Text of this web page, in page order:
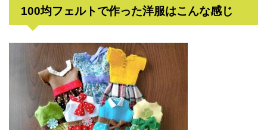
100均フェルトで作った洋服はこんな感じ